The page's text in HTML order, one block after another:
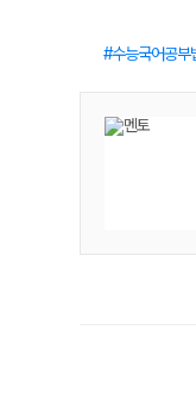
수능국어공부